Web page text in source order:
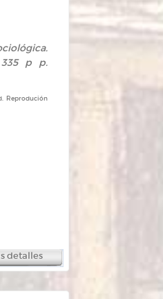
335 p p.
Reprodución
detalles